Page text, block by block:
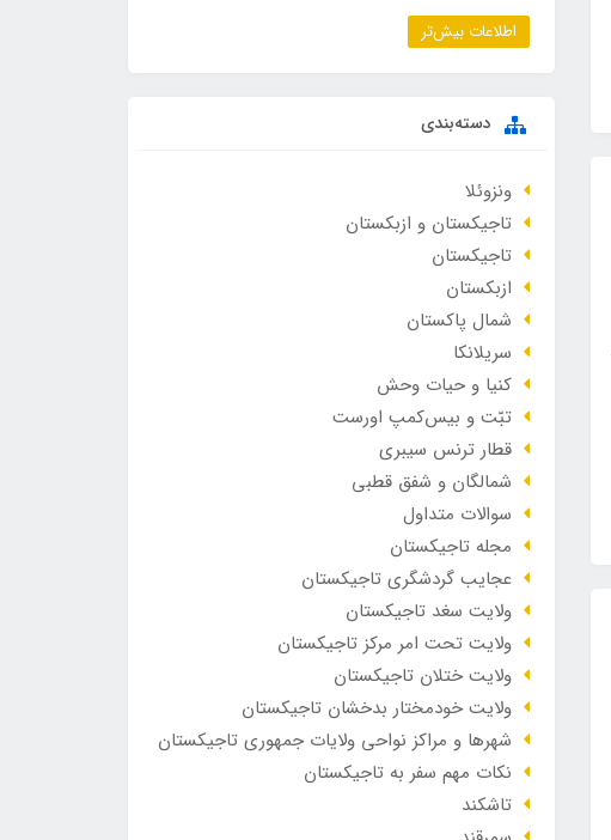
اطلاعات بیش‌تر
دسته‌بندی
ونزوئلا
تاجیکستان و ازبکستان
تاجیکستان
ازبکستان
شمال پاکستان
سریلانکا
کنیا و حیات وحش
تبّت و بیس‌کمپ اورست
قطار ترنس سیبری
شمالگان و شفق قطبی
سوالات متداول
مجله تاجیکستان
عجایب گردشگری تاجیکستان
ولایت سغد تاجیکستان
ولایت تحت امر مرکز تاجیکستان
ولایت ختلان تاجیکستان
ولایت خودمختار بدخشان تاجیکستان
شهرها و مراکز نواحی ولایات جمهوری تاجیکستان
نکات مهم سفر به تاجیکستان
تاشکند